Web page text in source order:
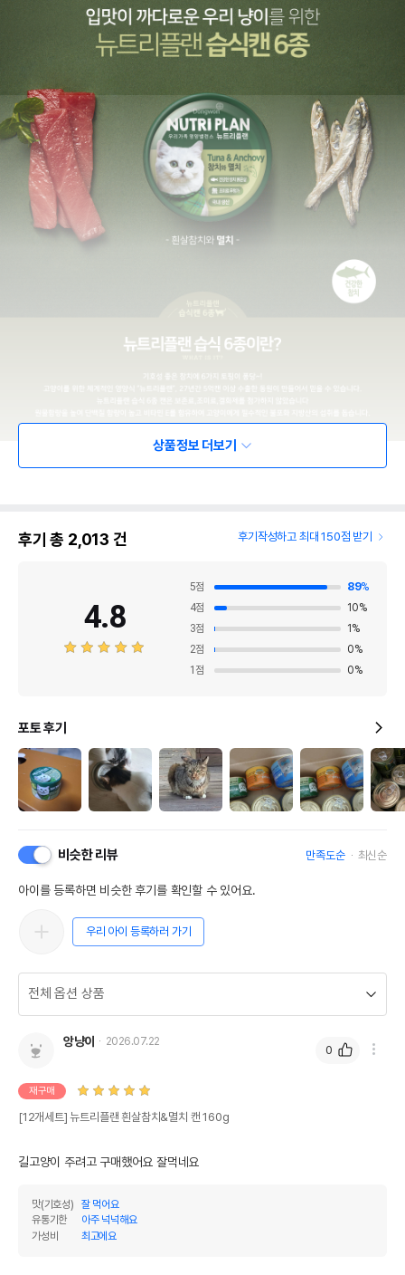
상품정보 더보기
후기 총 2,013 건 후기작성하고 최대 150점 받기
4.8
5점 89%
4점 10%
3점 1%
2점 0%
1 점 0%
포토 후기
비슷한 리뷰 만족도순 최신순
아이를 등록하면 비슷한 후기를 확인할 수 있어요.
우리 아이 등록하러 가기
앙냥이 2026.07.22
재구매
[12개세트] 뉴트리플랜 흰살참치&멸치 캔 160g
길고양이 주려고 구매했어요 잘먹네요
맛(기호성)
잘 먹어요
유통기한
아주 넉넉해요
가성비
최고에요
0